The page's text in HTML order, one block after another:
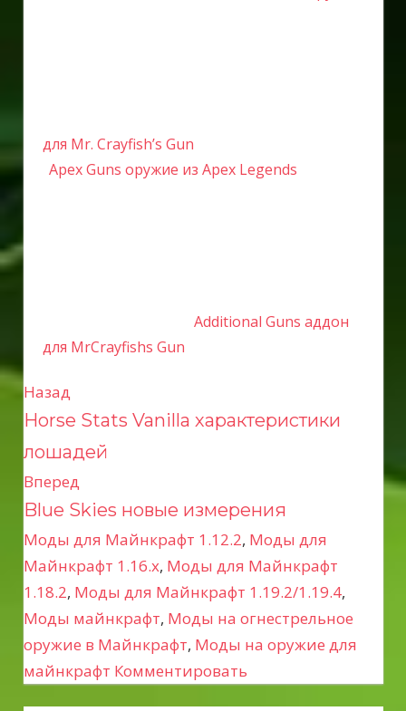
для Mr. Crayfish’s Gun
Apex Guns оружие из Apex Legends
Additional Guns аддон
для MrCrayfishs Gun
Н
а
в
и
г
а
ц
и
Назад
Horse Stats Vanilla характеристики
лошадей
Вперед
Blue Skies новые измерения
Моды для Майнкрафт 1.12.2, Моды для
Майнкрафт 1.16.x, Моды для Майнкрафт
1.18.2, Моды для Майнкрафт 1.19.2/1.19.4,
Моды майнкрафт, Моды на огнестрельное
оружие в Майнкрафт, Моды на оружие для
майнкрафт Комментировать